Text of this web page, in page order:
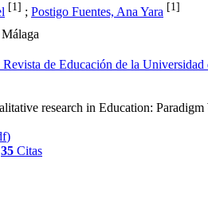
[1] ; Postigo Fuentes, Ana Yara [1]
Revista de Educación de la Universidad
research in Education: Paradigm
)
35 Citas